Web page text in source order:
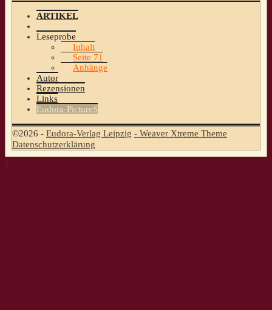
ARTIKEL
Leseprobe
Inhalt
Seite 71
Anhänge
Autor
Rezensionen
Links
Eudora-PictureS
©2026 - Eudora-Verlag Leipzig - Weaver Xtreme Theme
Datenschutzerklärung
↑